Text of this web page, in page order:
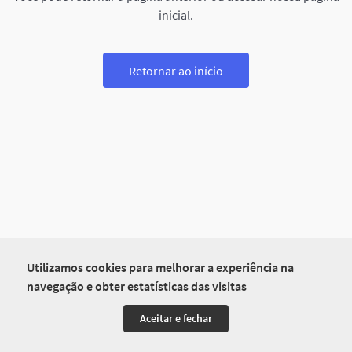
Utilizamos cookies para melhorar a experiência na
navegação e obter estatísticas das visitas
Aceitar e fechar
inicial.
Retornar ao início